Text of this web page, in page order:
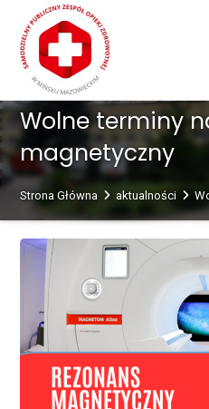
treści
content
Wolne terminy
magnetyczny
Strona Główna aktualności